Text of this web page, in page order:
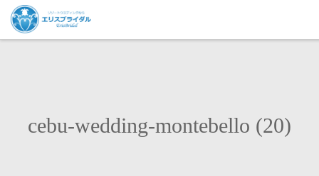
cebu-wedding-montebello (20)